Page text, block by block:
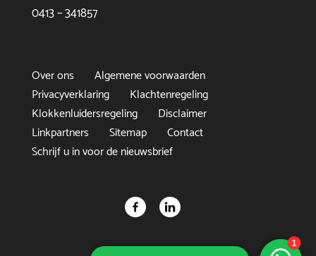
0413 – 341857
Over ons
Algemene voorwaarden
Privacyverklaring
Klachtenregeling
Klokkenluidersregeling
Disclaimer
Linkpartners
Sitemap
Contact
Schrijf u in voor de nieuwsbrief